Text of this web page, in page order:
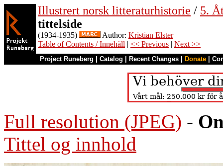
Illustrert norsk litteraturhistorie / 5.
tittelside
(1934-1935) Author: Kristian Elster
Table of Contents / Innehåll | << Previous | Next >>
Project Runeberg Catalog Recent Changes Donate
Full resolution (JPEG) -
Tittel og innhold